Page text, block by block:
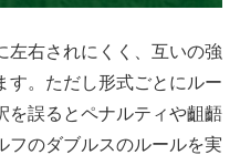
左右されにくく、互いの強
す。ただし形式ごとにルー
を誤るとペナルティや齟齬
フのダブルスのルールを実